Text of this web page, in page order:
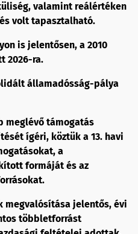
valamint reálértéken
volt tapasztalható.
is jelentősen, a 2010
2026-ra.
államadósság-pálya
meglévő támogatás
ígéri, köztük a 13. havi
a
formáját és az
megvalósítása jelentős, évi
többletforrást